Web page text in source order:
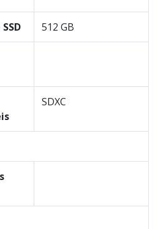
512 GB
SDXC